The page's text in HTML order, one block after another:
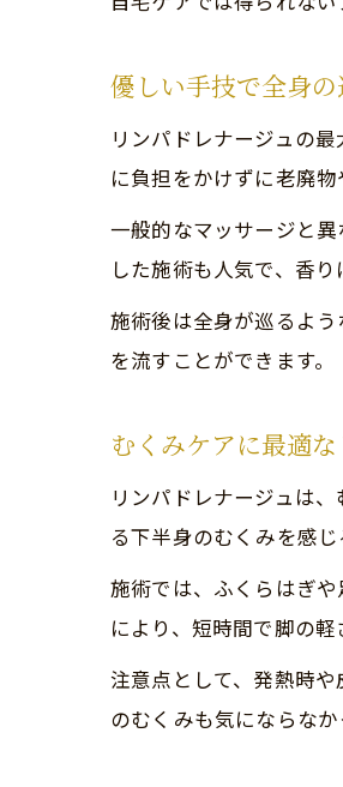
優しい手技で全身
リンパドレナージュの
に負担をかけずに老廃物
一般的なマッサージと
した施術も人気で、香
施術後は全身が巡るよ
を流すことができます。
むくみケアに最適
リンパドレナージュは
る下半身のむくみを感じ
施術では、ふくらはぎ
により、短時間で脚の軽
注意点として、発熱時
のむくみも気にならな